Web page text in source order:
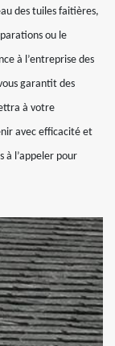
des tuiles faitières,
ou le
à l’entreprise des
garantit des
à votre
avec efficacité et
à l’appeler pour